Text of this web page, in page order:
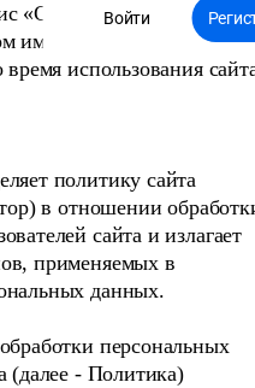
Войти
«Changee»,
имени changee.com,
использования
политику сайта
в отношении
сайта и излагает
применяемых в
данных.
персональных
(далее - Политика)